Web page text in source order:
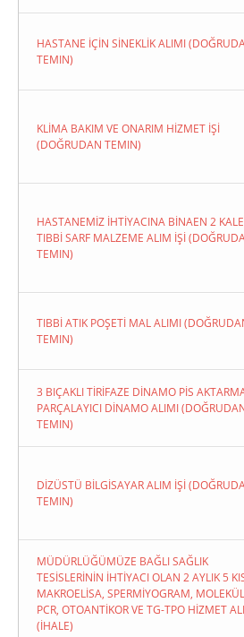
HASTANE İÇİN SİNEKLİK ALIMI
TEMIN)
KLİMA BAKIM VE ONARIM HİZMET İŞİ
(DOĞRUDAN TEMIN)
HASTANEMİZ İHTİYACINA BİNAEN 2
TIBBİ SARF MALZEME ALIM İŞİ
TEMIN)
TIBBİ ATIK POŞETİ MAL ALIMI
TEMIN)
3 BIÇAKLI TİRİFAZE DİNAMO PİS
PARÇALAYICI DİNAMO ALIMI
TEMIN)
DİZÜSTÜ BİLGİSAYAR ALIM İŞİ
TEMIN)
MÜDÜRLÜĞÜMÜZE BAĞLI SAĞLIK
TESİSLERİNİN İHTİYACI OLAN 2 AYLIK 5
MAKROELİSA, SPERMİYOGRAM,
PCR, OTOANTİKOR VE TG-TPO HİZMET
(İHALE)